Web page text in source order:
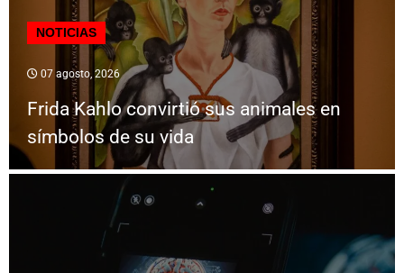
NOTICIAS
07 agosto, 2026
Frida Kahlo convirtió sus animales en
símbolos de su vida